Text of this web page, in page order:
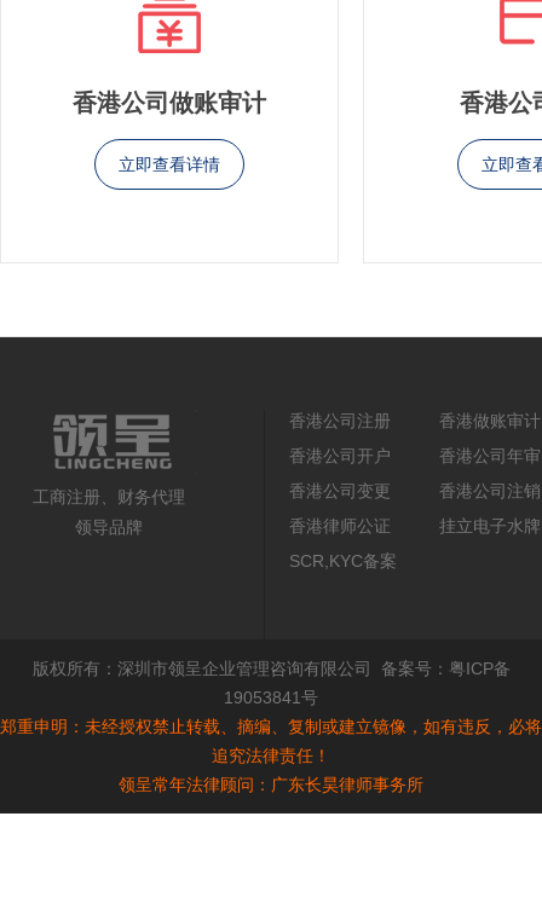
香港公司做账审计
立即查看详情
香港公
立即查
工商注册、财务代理
领导品牌
香港公司注册
香港做账审计
香港公司开户
香港公司年审
香港公司变更
香港公司注销
香港律师公证
挂立电子水牌
SCR,KYC备案
版权所有： 深圳市领呈企业管理咨询有限公司 备案号： 粤ICP备
19053841号
郑重申明：未经授权禁止转载、摘编、复制或建立镜像，如有违反，必将
追究法律责任！
领呈常年法律顾问：广东长昊律师事务所